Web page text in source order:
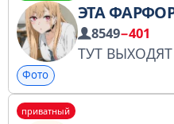
ЭТА
8549−401
ТУТ
Фото
приватный